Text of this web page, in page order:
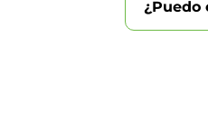
¿Puedo